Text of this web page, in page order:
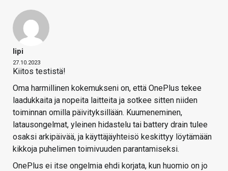
Iipi
27.10.2023
Kiitos testistä!
Oma harmillinen kokemukseni on, että OnePlus tekee
laadukkaita ja nopeita laitteita ja sotkee sitten niiden
toiminnan omilla päivityksillään. Kuumeneminen,
latausongelmat, yleinen hidastelu tai battery drain tulee
osaksi arkipäivää, ja käyttäjäyhteisö keskittyy löytämään
kikkoja puhelimen toimivuuden parantamiseksi.
OnePlus ei itse ongelmia ehdi korjata, kun huomio on jo